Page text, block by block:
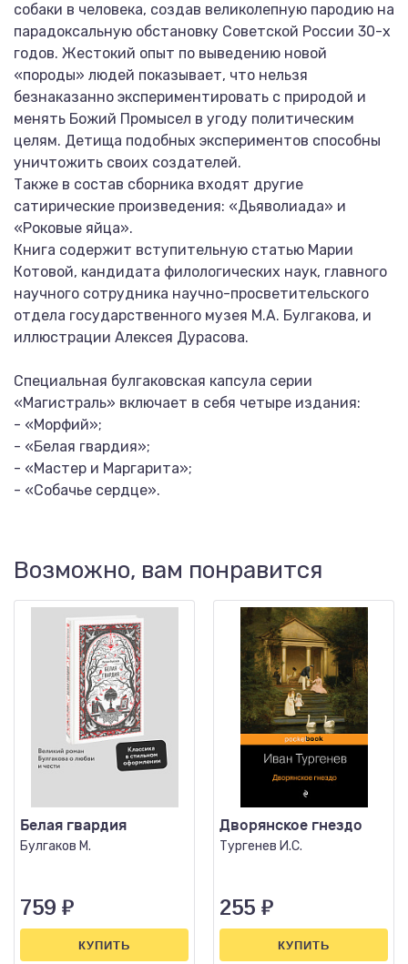
собаки в человека, создав великолепную пародию на
парадоксальную обстановку Советской России 30-х
годов. Жестокий опыт по выведению новой
«породы» людей показывает, что нельзя
безнаказанно экспериментировать с природой и
менять Божий Промысел в угоду политическим
целям. Детища подобных экспериментов способны
уничтожить своих создателей.
Также в состав сборника входят другие
сатирические произведения: «Дьяволиада» и
«Роковые яйца».
Книга содержит вступительную статью Марии
Котовой, кандидата филологических наук, главного
научного сотрудника научно-просветительского
отдела государственного музея М.А. Булгакова, и
иллюстрации Алексея Дурасова.
Специальная булгаковская капсула серии
«Магистраль» включает в себя четыре издания:
- «Морфий»;
- «Белая гвардия»;
- «Мастер и Маргарита»;
- «Собачье сердце».
Возможно, вам понравится
Белая гвардия
Булгаков М.
759 ₽
КУПИТЬ
Дворянское гнездо
Тургенев И.С.
255 ₽
КУПИТЬ